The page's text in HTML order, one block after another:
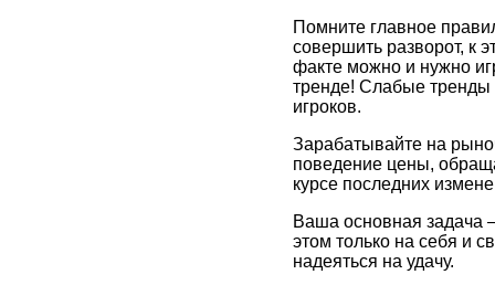
Помните главное
совершить разворот, к
факте можно и нужно
тренде! Слабые
игроков.
Зарабатывайте на
поведение цены,
курсе последних
Ваша основная задача
этом только на себя и
надеяться на удачу.